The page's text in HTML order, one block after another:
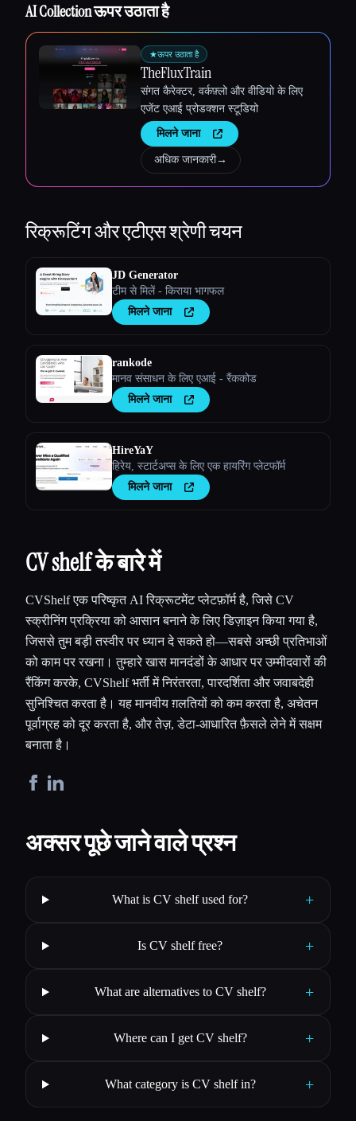
AI Collection ऊपर उठाता है
★ऊपर उठाता है
TheFluxTrain
संगत कैरेक्टर, वर्कफ़्लो और वीडियो के लिए
एजेंट एआई प्रोडक्शन स्टूडियो
मिलने जाना
अधिक जानकारी→
रिक्रूटिंग और एटीएसश्रेणी चयन
JD Generator
टीम से मिलें - किराया भागफल
मिलने जाना
rankode
मानव संसाधन के लिए एआई - रैंककोड
मिलने जाना
HireYaY
हिरेय, स्टार्टअप्स के लिए एक हायरिंग प्लेटफॉर्म
मिलने जाना
CV shelf के बारे में
CVShelf एक परिष्कृत AI रिक्रूटमेंट प्लेटफ़ॉर्म है, जिसे CV
स्क्रीनिंग प्रक्रिया को आसान बनाने के लिए डिज़ाइन किया गया है,
जिससे तुम बड़ी तस्वीर पर ध्यान दे सकते हो—सबसे अच्छी प्रतिभाओं
को काम पर रखना। तुम्हारे खास मानदंडों के आधार पर उम्मीदवारों की
रैंकिंग करके, CVShelf भर्ती में निरंतरता, पारदर्शिता और जवाबदेही
सुनिश्चित करता है। यह मानवीय ग़लतियों को कम करता है, अचेतन
पूर्वाग्रह को दूर करता है, और तेज़, डेटा-आधारित फ़ैसले लेने में सक्षम
बनाता है।
अक्सर पूछे जाने वाले प्रश्न
What is CV shelf used for? +
Is CV shelf free? +
What are alternatives to CV shelf? +
Where can I get CV shelf? +
What category is CV shelf in? +